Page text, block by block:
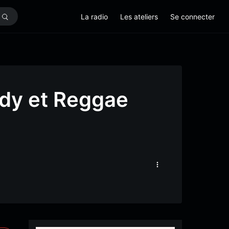
La radio Les ateliers Se connecter
et Reggae